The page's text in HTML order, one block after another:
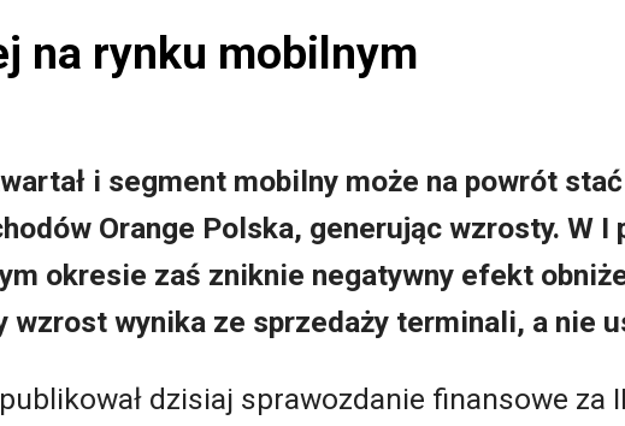
na rynku mobilnym
i segment mobilny może na powrót
Orange Polska, generując wzrosty. W I
okresie zaś zniknie negatywny efekt
wzrost wynika ze sprzedaży terminali, a nie
dzisiaj sprawozdanie finansowe za